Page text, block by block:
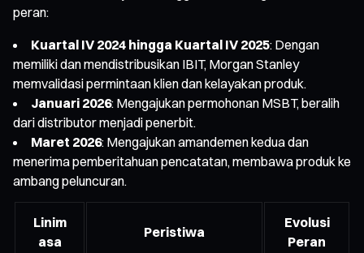
peran:
Kuartal IV 2024 hingga Kuartal IV 2025: Dengan
memiliki dan mendistribusikan IBIT, Morgan Stanley
memvalidasi permintaan klien dan kelayakan produk.
Januari 2026: Mengajukan permohonan MSBT, beralih
dari distributor menjadi penerbit.
Maret 2026: Mengajukan amandemen kedua dan
menerima pemberitahuan pencatatan, membawa produk ke
ambang peluncuran.
Linim
asa
Peristiwa
Evolusi
Peran